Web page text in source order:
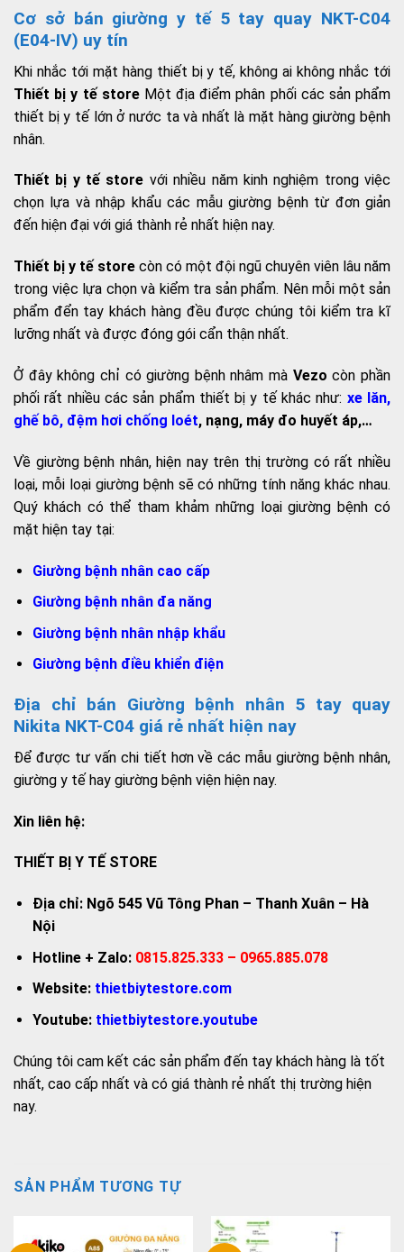
Cơ sở bán giường y tế 5 tay quay NKT-C04
(E04-IV) uy tín
Khi nhắc tới mặt hàng thiết bị y tế, không ai không nhắc tới
Thiết bị y tế storeMột địa điểm phân phối các sản phẩm
thiết bị y tế lớn ở nước ta và nhất là mặt hàng giường bệnh
nhân.
Thiết bị y tế store với nhiều năm kinh nghiệm trong việc
chọn lựa và nhập khẩu các mẫu giường bệnh từ đơn giản
đến hiện đại với giá thành rẻ nhất hiện nay.
Thiết bị y tế store còn có một đội ngũ chuyên viên lâu năm
trong việc lựa chọn và kiểm tra sản phẩm. Nên mỗi một sản
phẩm đển tay khách hàng đều được chúng tôi kiểm tra kĩ
lưỡng nhất và được đóng gói cẩn thận nhất.
Ở đây không chỉ có giường bệnh nhâm mà Vezo còn phần
phối rất nhiều các sản phẩm thiết bị y tế khác như: xe lăn,
ghế bô, đệm hơi chống loét, nạng, máy đo huyết áp,…
Về giường bệnh nhân, hiện nay trên thị trường có rất nhiều
loại, mỗi loại giường bệnh sẽ có những tính năng khác nhau.
Quý khách có thể tham khảm những loại giường bệnh có
mặt hiện tay tại:
Giường bệnh nhân cao cấp
Giường bệnh nhân đa năng
Giường bệnh nhân nhập khẩu
Giường bệnh điều khiển điện
Địa chỉ bán Giường bệnh nhân 5 tay quay
Nikita NKT-C04 giá rẻ nhất hiện nay
Để được tư vấn chi tiết hơn về các mẫu giường bệnh nhân,
giường y tế hay giường bệnh viện hiện nay.
Xin liên hệ:
THIẾT BỊ Y TẾ STORE
Địa chỉ: Ngõ 545 Vũ Tông Phan – Thanh Xuân – Hà
Nội
Hotline + Zalo: 0815.825.333 – 0965.885.078
Website: thietbiytestore.com
Youtube: thietbiytestore.youtube
Chúng tôi cam kết các sản phẩm đến tay khách hàng là tốt
nhất, cao cấp nhất và có giá thành rẻ nhất thị trường hiện
nay.
SẢN PHẨM TƯƠNG TỰ